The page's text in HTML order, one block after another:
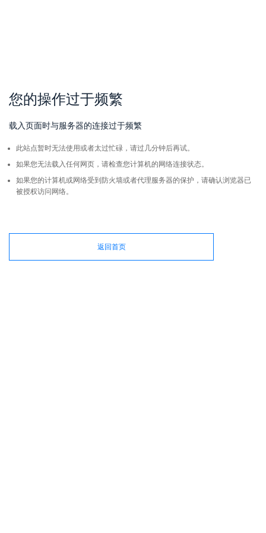
您的操作过于频繁
载入页面时与服务器的连接过于频繁
此站点暂时无法使用或者太过忙碌，请过几分钟后再试。
如果您无法载入任何网页，请检查您计算机的网络连接状态。
如果您的计算机或网络受到防火墙或者代理服务器的保护，请确认浏览器已
被授权访问网络。
返回首页